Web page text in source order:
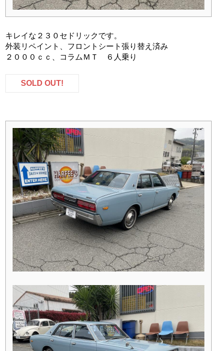
キレイな２３０セドリックです。
外装リペイント、フロントシート張り替え済み
２０００ｃｃ、コラムＭＴ ６人乗り
SOLD OUT!